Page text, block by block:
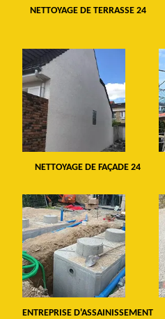
NETTOYAGE DE TERRASSE 24
NETTOYAGE DE FAÇADE 24
ENTREPRISE D'ASSAINISSEMENT